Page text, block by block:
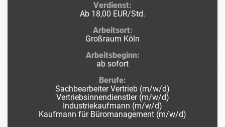
Verdienst:
Ab 18,00 EUR/Std.
Arbeitsort:
Großraum Köln
Arbeitsbeginn:
ab sofort
Berufe:
Sachbearbeiter Vertrieb (m/w/d)
Vertriebsinnendienstler (m/w/d)
Industriekaufmann (m/w/d)
Kaufmann für Büromanagement (m/w/d)